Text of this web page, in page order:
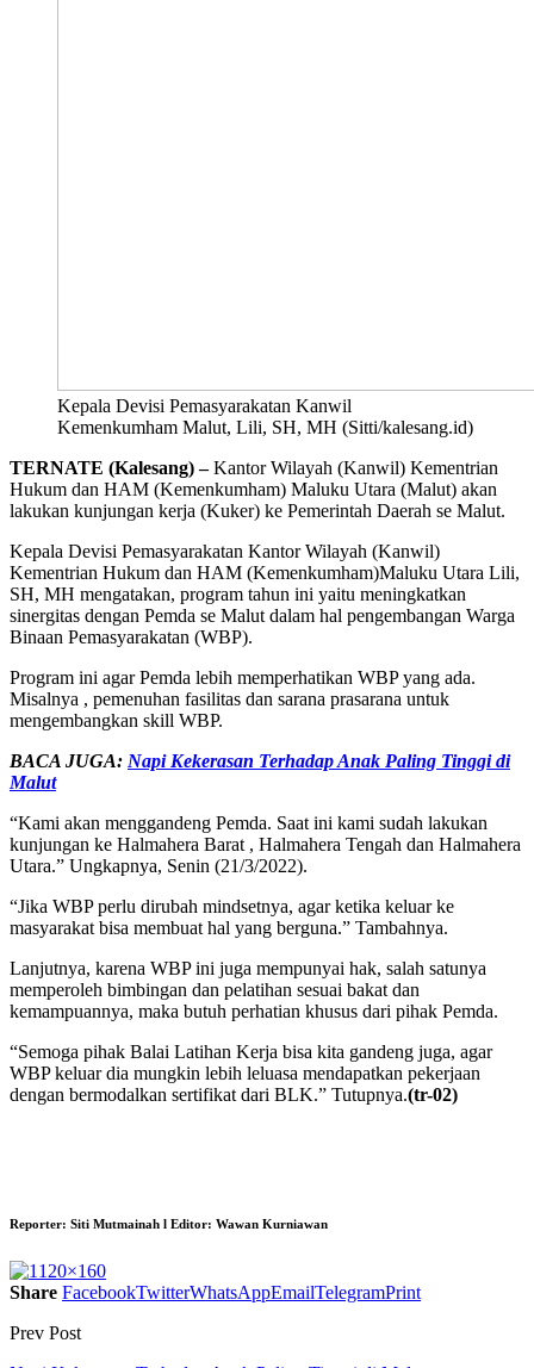
Kepala Devisi Pemasyarakatan Kanwil
Kemenkumham Malut, Lili, SH, MH (Sitti/kalesang.id)
TERNATE (Kalesang) –Kantor Wilayah (Kanwil) Kementrian
Hukum dan HAM (Kemenkumham) Maluku Utara (Malut) akan
lakukan kunjungan kerja (Kuker) ke Pemerintah Daerah se Malut.
Kepala Devisi Pemasyarakatan Kantor Wilayah (Kanwil)
Kementrian Hukum dan HAM (Kemenkumham)Maluku Utara Lili,
SH, MH mengatakan, program tahun ini yaitu meningkatkan
sinergitas dengan Pemda se Malut dalam hal pengembangan Warga
Binaan Pemasyarakatan (WBP).
Program ini agar Pemda lebih memperhatikan WBP yang ada.
Misalnya , pemenuhan fasilitas dan sarana prasarana untuk
mengembangkan skill WBP.
BACA JUGA: Napi Kekerasan Terhadap Anak Paling Tinggi di
Malut
“Kami akan menggandeng Pemda. Saat ini kami sudah lakukan
kunjungan ke Halmahera Barat , Halmahera Tengah dan Halmahera
Utara.” Ungkapnya, Senin (21/3/2022).
“Jika WBP perlu dirubah mindsetnya, agar ketika keluar ke
masyarakat bisa membuat hal yang berguna.” Tambahnya.
Lanjutnya, karena WBP ini juga mempunyai hak, salah satunya
memperoleh bimbingan dan pelatihan sesuai bakat dan
kemampuannya, maka butuh perhatian khusus dari pihak Pemda.
“Semoga pihak Balai Latihan Kerja bisa kita gandeng juga, agar
WBP keluar dia mungkin lebih leluasa mendapatkan pekerjaan
dengan bermodalkan sertifikat dari BLK.” Tutupnya.(tr-02)
Reporter: Siti Mutmainah l Editor: Wawan Kurniawan
Share FacebookTwitterWhatsAppEmailTelegramPrint
Prev Post